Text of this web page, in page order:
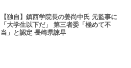
【独自】鎮西学院長の姜尚中氏 元監事に
「大学生以下だ」 第三者委「極めて不
当」と認定 長崎県諫早